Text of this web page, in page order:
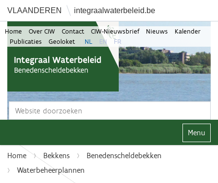
VLAANDEREN integraalwaterbeleid.be
Home Over CIW Contact CIW-Nieuwsbrief Nieuws
Kalender
Publicaties
Geoloket NL EN FR
Klap
Home Bekkens
Benedenscheldebekken
Waterbeheerplannen